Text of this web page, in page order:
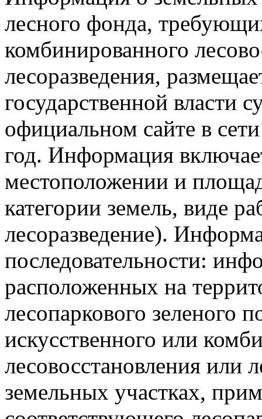
лесного фонда,
комбинированного
лесоразведения,
государственной власти
официальном сайте в
год. Информация
местоположении и
категории земель, виде
лесоразведение).
последовательности:
расположенных на
лесопаркового зеленого
искусственного или
лесовосстановления или
земельных участках,